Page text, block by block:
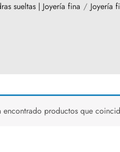
sueltas | Joyería fina Joyería
encontrado productos que